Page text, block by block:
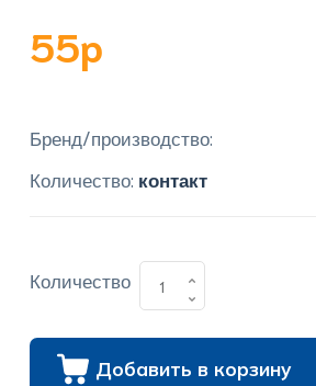
55p
Бренд/производство:
Количество: контакт
Количество
Добавить в корзину